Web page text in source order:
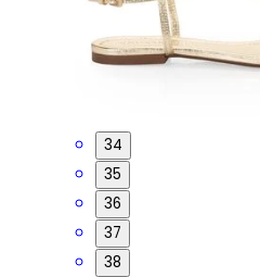
34
35
36
37
38